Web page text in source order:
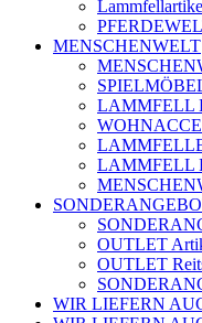
MENSCHENWELT
LAMMFELL
LAMMFELL
OUTLET
OUTLET
WIR LIEFERN